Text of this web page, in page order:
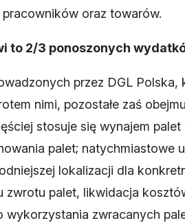
oraz towarów.
to 2/3 ponoszonych
przez DGL
nimi, pozostałe zaś
stosuje się wynajem
palet; natychmiastowe
lokalizacji dla
zwrotu palet, likwidacja
wykorzystania zwracanych